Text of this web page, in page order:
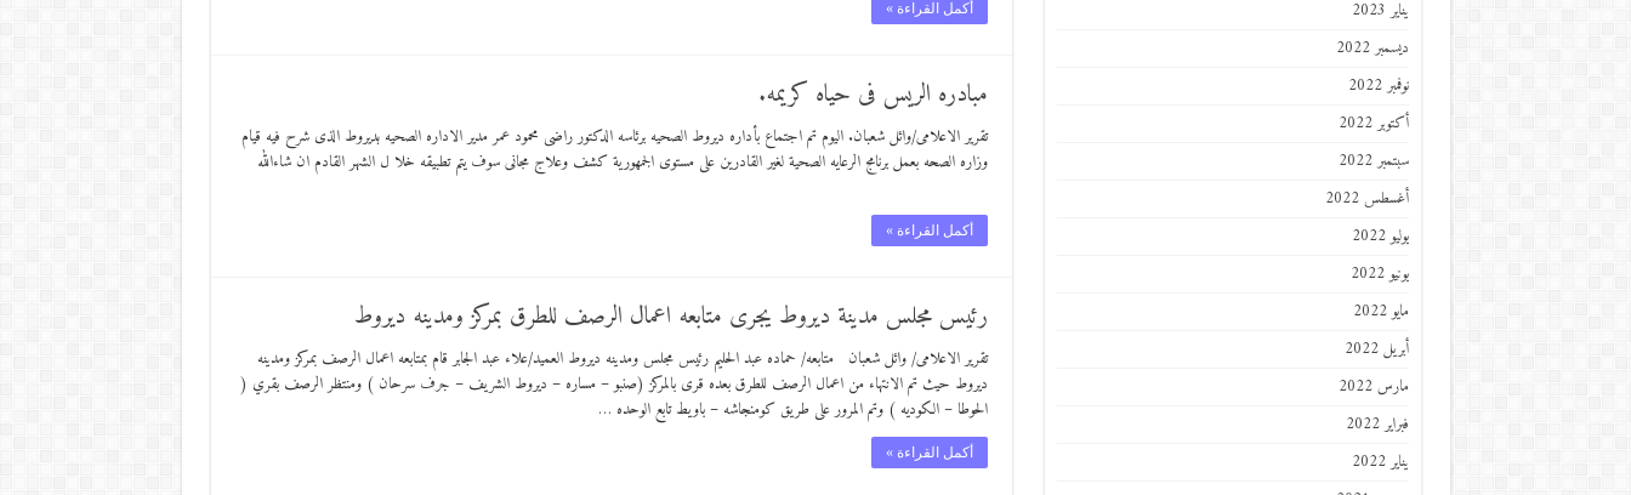
أكمل القراءة »
مبادره الريس فى حياه كريمه.
تقرير الاعلامى/وائل شعبان. اليوم تم اجتماع بأداره ديروط الصحيه برئاسه الدكتور راضى محمود عمر مدير الاداره الصحيه بديروط الذى شرح فيه قيام
وزاره الصحه بعمل برنامج الرعايه الصحية لغير القادرين على مستوى الجمهورية كشف وعلاج مجانى سوف يتم تطبيقه خلا ل الشهر القادم ان شاءالله
أكمل القراءة »
رئيس مجلس مدينة ديروط يجرى متابعه اعمال الرصف للطرق بمركز ومدينه ديروط
تقرير الاعلامى/ وائل شعبان متابعه/ حماده عبد الحليم رئيس مجلس ومدينه ديروط العميد/علاء عبد الجابر قام بمتابعه اعمال الرصف بمركز ومدينه
ديروط حيث تم الانتهاء من اعمال الرصف للطرق بعده قرى بالمركز (صنبو – مساره – ديروط الشريف – جرف سرحان ) ومنتظر الرصف بقري (
الحوطا – الكوديه ) وتم المرور على طريق كومنجاشه – باويط تابع الوحده …
أكمل القراءة »
يناير 2023
ديسمبر 2022
نوفمبر 2022
أكتوبر 2022
سبتمبر 2022
أغسطس 2022
يوليو 2022
يونيو 2022
مايو 2022
أبريل 2022
مارس 2022
فبراير 2022
يناير 2022